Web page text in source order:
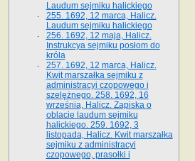
Laudum sejmiku halickiego
255. 1692, 12 marca, Halicz.
Laudum sejmiku halickiego
256. 1692, 12 maja, Halicz.
Instrukcya sejmiku posłom do
króla
257. 1692, 12 marca, Halicz.
Kwit marszałka sejmiku z
administracyi czopowego i
szelężnego. 258. 1692, 16
września, Halicz. Zapiska o
oblacie laudum sejmiku
halickiego. 259. 1692, 3
listopada, Halicz. Kwit marszałka
sejmiku z administracyi
czopowego, prasołki i